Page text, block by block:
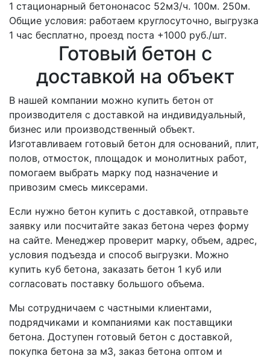
1 стационарный бетононасос 52м3/ч. 100м. 250м.
Общие условия: работаем круглосуточно, выгрузка
1 час бесплатно, проезд поста +1000 руб./шт.
Готовый бетон с
доставкой на объект
В нашей компании можно купить бетон от
производителя с доставкой на индивидуальный,
бизнес или производственный объект.
Изготавливаем готовый бетон для оснований, плит,
полов, отмосток, площадок и монолитных работ,
помогаем выбрать марку под назначение и
привозим смесь миксерами.
Если нужно бетон купить с доставкой, отправьте
заявку или посчитайте заказ бетона через форму
на сайте. Менеджер проверит марку, объем, адрес,
условия подъезда и способ выгрузки. Можно
купить куб бетона, заказать бетон 1 куб или
согласовать поставку большого объема.
Мы сотрудничаем с частными клиентами,
подрядчиками и компаниями как поставщики
бетона. Доступен готовый бетон с доставкой,
покупка бетона за м3, заказ бетона оптом и